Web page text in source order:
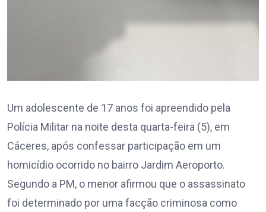
Um adolescente de 17 anos foi apreendido pela
Polícia Militar na noite desta quarta-feira (5), em
Cáceres, após confessar participação em um
homicídio ocorrido no bairro Jardim Aeroporto.
Segundo a PM, o menor afirmou que o assassinato
foi determinado por uma facção criminosa como